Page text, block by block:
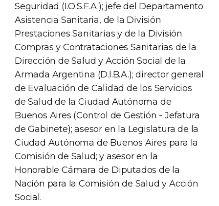
Seguridad (I.O.S.F.A.); jefe del Departamento
Asistencia Sanitaria, de la División
Prestaciones Sanitarias y de la División
Compras y Contrataciones Sanitarias de la
Dirección de Salud y Acción Social de la
Armada Argentina (D.I.B.A.); director general
de Evaluación de Calidad de los Servicios
de Salud de la Ciudad Autónoma de
Buenos Aires (Control de Gestión - Jefatura
de Gabinete); asesor en la Legislatura de la
Ciudad Autónoma de Buenos Aires para la
Comisión de Salud; y asesor en la
Honorable Cámara de Diputados de la
Nación para la Comisión de Salud y Acción
Social.